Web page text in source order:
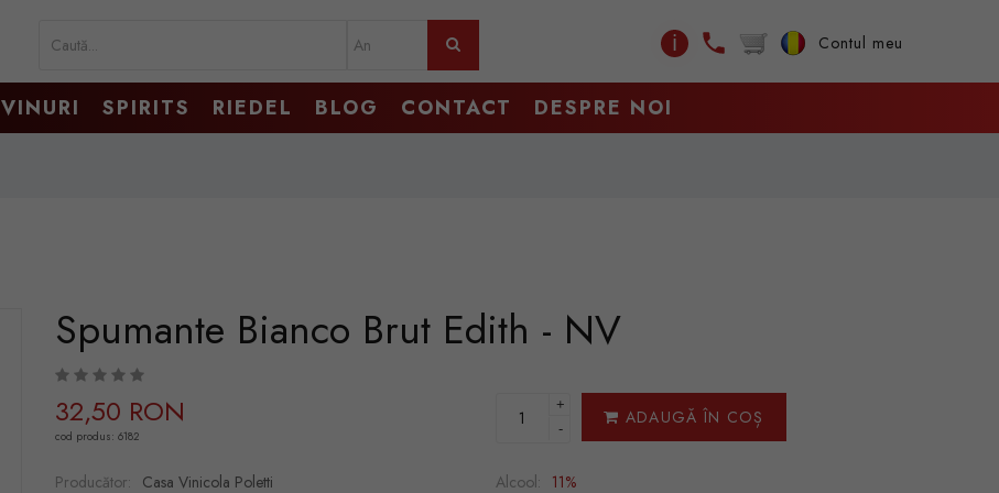
ℹ Contul meu
VINURI SPIRITS RIEDEL BLOG CONTACT DESPRE NOI
Spumante Bianco Brut Edith - NV
32,50 RON
cod produs: 6182
+
-
ADAUGĂ ÎN COȘ
Producător: Casa Vinicola Poletti
Alcool: 11%